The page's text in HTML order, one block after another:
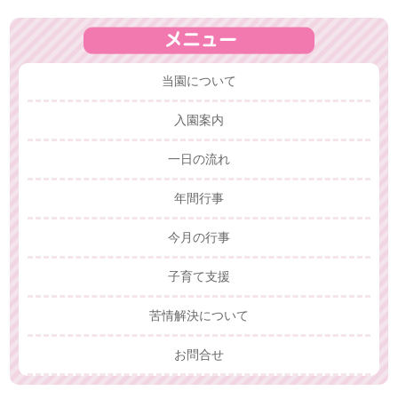
当園について
入園案内
一日の流れ
年間行事
今月の行事
子育て支援
苦情解決について
お問合せ